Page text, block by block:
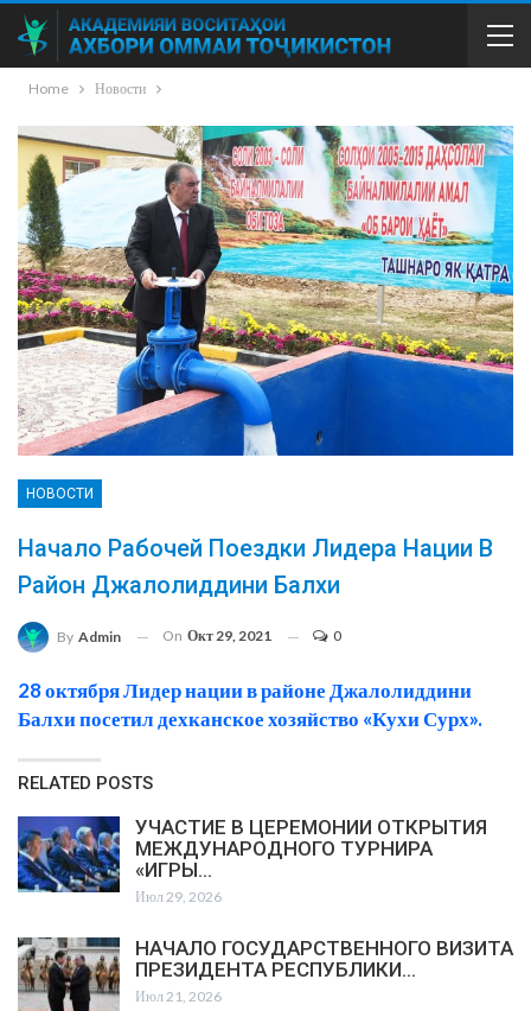
Home Новости
НОВОСТИ
Начало Рабочей Поездки Лидера Нации В
Район Джалолиддини Балхи
By Admin On Окт 29, 2021 0
28 октября Лидер нации в районе Джалолиддини
Балхи посетил дехканское хозяйство «Кухи Сурх».
RELATED POSTS
УЧАСТИЕ В ЦЕРЕМОНИИ ОТКРЫТИЯ
МЕЖДУНАРОДНОГО ТУРНИРА
«ИГРЫ…
Июл 29, 2026
НАЧАЛО ГОСУДАРСТВЕННОГО ВИЗИТА
ПРЕЗИДЕНТА РЕСПУБЛИКИ…
Июл 21, 2026